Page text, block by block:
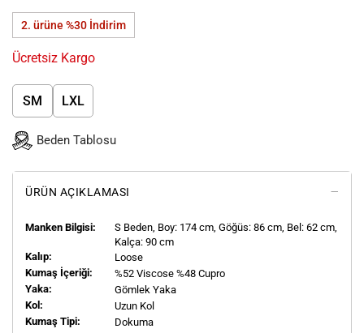
2. ürüne %30 İndirim
Ücretsiz Kargo
SM LXL
Beden Tablosu
ÜRÜN AÇIKLAMASI
Manken Bilgisi: S Beden, Boy: 174 cm, Göğüs: 86 cm, Bel: 62 cm,
Kalça: 90 cm
Kalıp:
Loose
Kumaş İçeriği:
%52 Viscose %48 Cupro
Yaka:
Gömlek Yaka
Kol:
Uzun Kol
Kumaş Tipi:
Dokuma